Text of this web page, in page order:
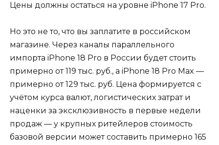
Цены должны остаться на уровне iPhone 17 Pro.
Но это не то, что вы заплатите в российском
магазине. Через каналы параллельного
импорта iPhone 18 Pro в России будет стоить
примерно от 119 тыс. руб., а iPhone 18 Pro Max —
примерно от 129 тыс. руб. Цена формируется с
учётом курса валют, логистических затрат и
наценки за эксклюзивность в первые недели
продаж — у крупных ритейлеров стоимость
базовой версии может составить примерно 165